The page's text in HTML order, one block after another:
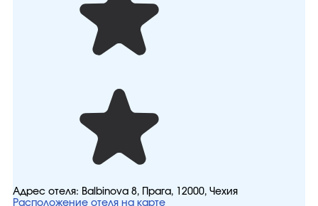
Адрес отеля: Balbinova 8, Прага, 12000, Чехия
Расположение отеля на карте